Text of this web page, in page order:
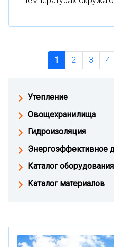
1 2 3 4
Утепление
Овощехранилища
Гидроизоляция
Энергоэффективное
Каталог оборудования
Каталог материалов